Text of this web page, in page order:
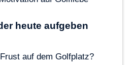
heute aufgeben
auf dem Golfplatz?